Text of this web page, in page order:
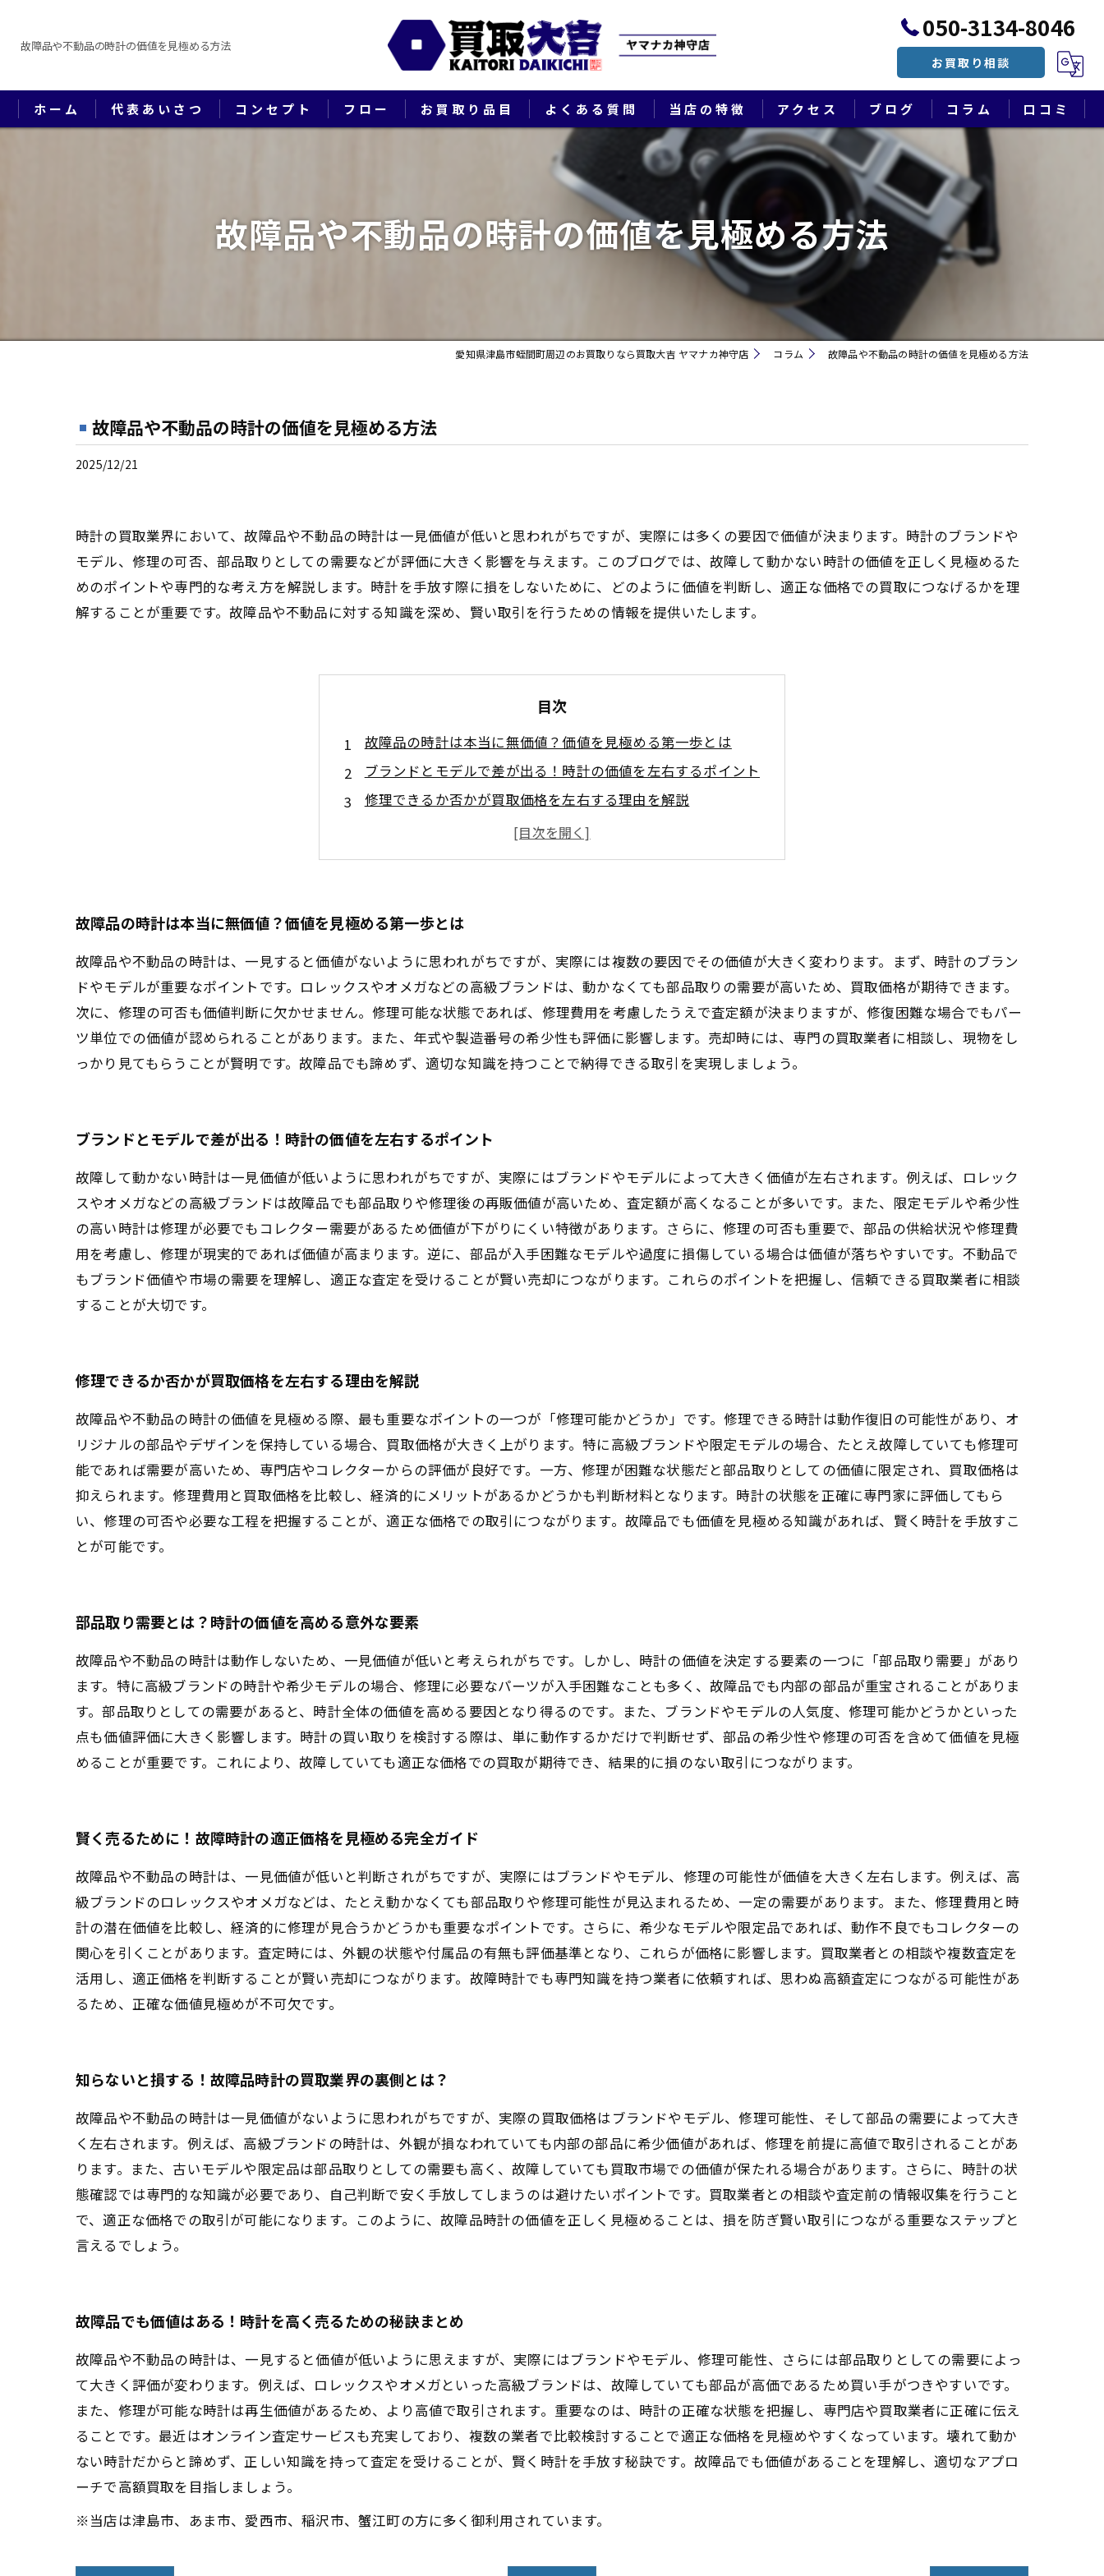
故障品や不動品の時計の価値を見極める方法
050-3134-8046
お買取り相談
ホーム 代表あいさつ コンセプト フロー お買取り品目 よくある質問 当店の特徴
ブランド
貴金属
切手
生前整理・遺品整理・終活
アクセス
漫画特集
ブログ コラム 口コミ
故障品や不動品の時計の価値を見極める方法
愛知県津島市蛭間町周辺のお買取りなら買取大吉 ヤマナカ神守店 コラム 故障品や不動品の時計の価値を見極める方法
故障品や不動品の時計の価値を見極める方法
2025/12/21
時計の買取業界において、故障品や不動品の時計は一見価値が低いと思われがちですが、実際には多くの要因で価値が決まります。時計のブランドや
モデル、修理の可否、部品取りとしての需要などが評価に大きく影響を与えます。このブログでは、故障して動かない時計の価値を正しく見極めるた
めのポイントや専門的な考え方を解説します。時計を手放す際に損をしないために、どのように価値を判断し、適正な価格での買取につなげるかを理
解することが重要です。故障品や不動品に対する知識を深め、賢い取引を行うための情報を提供いたします。
目次
故障品の時計は本当に無価値？価値を見極める第一歩とは
ブランドとモデルで差が出る！時計の価値を左右するポイント
修理できるか否かが買取価格を左右する理由を解説
部品取り需要とは？時計の価値を高める意外な要素
賢く売るために！故障時計の適正価格を見極める完全ガイド
故障品でも価値はある！時計を高く売るための秘訣まとめ
故障品の時計は本当に無価値？価値を見極める第一歩とは
故障品や不動品の時計は、一見すると価値がないように思われがちですが、実際には複数の要因でその価値が大きく変わります。まず、時計のブラン
ドやモデルが重要なポイントです。ロレックスやオメガなどの高級ブランドは、動かなくても部品取りの需要が高いため、買取価格が期待できます。
次に、修理の可否も価値判断に欠かせません。修理可能な状態であれば、修理費用を考慮したうえで査定額が決まりますが、修復困難な場合でもパー
ツ単位での価値が認められることがあります。また、年式や製造番号の希少性も評価に影響します。売却時には、専門の買取業者に相談し、現物をし
っかり見てもらうことが賢明です。故障品でも諦めず、適切な知識を持つことで納得できる取引を実現しましょう。
ブランドとモデルで差が出る！時計の価値を左右するポイント
故障して動かない時計は一見価値が低いように思われがちですが、実際にはブランドやモデルによって大きく価値が左右されます。例えば、ロレック
スやオメガなどの高級ブランドは故障品でも部品取りや修理後の再販価値が高いため、査定額が高くなることが多いです。また、限定モデルや希少性
の高い時計は修理が必要でもコレクター需要があるため価値が下がりにくい特徴があります。さらに、修理の可否も重要で、部品の供給状況や修理費
用を考慮し、修理が現実的であれば価値が高まります。逆に、部品が入手困難なモデルや過度に損傷している場合は価値が落ちやすいです。不動品で
もブランド価値や市場の需要を理解し、適正な査定を受けることが賢い売却につながります。これらのポイントを把握し、信頼できる買取業者に相談
することが大切です。
修理できるか否かが買取価格を左右する理由を解説
故障品や不動品の時計の価値を見極める際、最も重要なポイントの一つが「修理可能かどうか」です。修理できる時計は動作復旧の可能性があり、オ
リジナルの部品やデザインを保持している場合、買取価格が大きく上がります。特に高級ブランドや限定モデルの場合、たとえ故障していても修理可
能であれば需要が高いため、専門店やコレクターからの評価が良好です。一方、修理が困難な状態だと部品取りとしての価値に限定され、買取価格は
抑えられます。修理費用と買取価格を比較し、経済的にメリットがあるかどうかも判断材料となります。時計の状態を正確に専門家に評価してもら
い、修理の可否や必要な工程を把握することが、適正な価格での取引につながります。故障品でも価値を見極める知識があれば、賢く時計を手放すこ
とが可能です。
部品取り需要とは？時計の価値を高める意外な要素
故障品や不動品の時計は動作しないため、一見価値が低いと考えられがちです。しかし、時計の価値を決定する要素の一つに「部品取り需要」があり
ます。特に高級ブランドの時計や希少モデルの場合、修理に必要なパーツが入手困難なことも多く、故障品でも内部の部品が重宝されることがありま
す。部品取りとしての需要があると、時計全体の価値を高める要因となり得るのです。また、ブランドやモデルの人気度、修理可能かどうかといった
点も価値評価に大きく影響します。時計の買い取りを検討する際は、単に動作するかだけで判断せず、部品の希少性や修理の可否を含めて価値を見極
めることが重要です。これにより、故障していても適正な価格での買取が期待でき、結果的に損のない取引につながります。
賢く売るために！故障時計の適正価格を見極める完全ガイド
故障品や不動品の時計は、一見価値が低いと判断されがちですが、実際にはブランドやモデル、修理の可能性が価値を大きく左右します。例えば、高
級ブランドのロレックスやオメガなどは、たとえ動かなくても部品取りや修理可能性が見込まれるため、一定の需要があります。また、修理費用と時
計の潜在価値を比較し、経済的に修理が見合うかどうかも重要なポイントです。さらに、希少なモデルや限定品であれば、動作不良でもコレクターの
関心を引くことがあります。査定時には、外観の状態や付属品の有無も評価基準となり、これらが価格に影響します。買取業者との相談や複数査定を
活用し、適正価格を判断することが賢い売却につながります。故障時計でも専門知識を持つ業者に依頼すれば、思わぬ高額査定につながる可能性があ
るため、正確な価値見極めが不可欠です。
知らないと損する！故障品時計の買取業界の裏側とは？
故障品や不動品の時計は一見価値がないように思われがちですが、実際の買取価格はブランドやモデル、修理可能性、そして部品の需要によって大き
く左右されます。例えば、高級ブランドの時計は、外観が損なわれていても内部の部品に希少価値があれば、修理を前提に高値で取引されることがあ
ります。また、古いモデルや限定品は部品取りとしての需要も高く、故障していても買取市場での価値が保たれる場合があります。さらに、時計の状
態確認では専門的な知識が必要であり、自己判断で安く手放してしまうのは避けたいポイントです。買取業者との相談や査定前の情報収集を行うこと
で、適正な価格での取引が可能になります。このように、故障品時計の価値を正しく見極めることは、損を防ぎ賢い取引につながる重要なステップと
言えるでしょう。
故障品でも価値はある！時計を高く売るための秘訣まとめ
故障品や不動品の時計は、一見すると価値が低いように思えますが、実際にはブランドやモデル、修理可能性、さらには部品取りとしての需要によっ
て大きく評価が変わります。例えば、ロレックスやオメガといった高級ブランドは、故障していても部品が高価であるため買い手がつきやすいです。
また、修理が可能な時計は再生価値があるため、より高値で取引されます。重要なのは、時計の正確な状態を把握し、専門店や買取業者に正確に伝え
ることです。最近はオンライン査定サービスも充実しており、複数の業者で比較検討することで適正な価格を見極めやすくなっています。壊れて動か
ない時計だからと諦めず、正しい知識を持って査定を受けることが、賢く時計を手放す秘訣です。故障品でも価値があることを理解し、適切なアプロ
ーチで高額買取を目指しましょう。
※当店は津島市、あま市、愛西市、稲沢市、蟹江町の方に多く御利用されています。